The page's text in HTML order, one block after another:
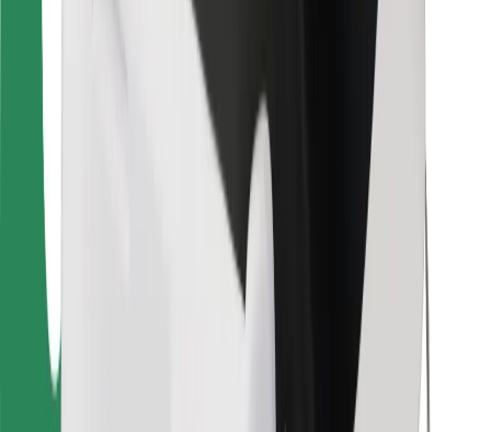
Allgemeine Geschäftsbedingungen
In wenigen Minuten zu deiner Fahrt!
Bolt App herunterladen
Finde dein Lieblingsgericht!
Bolt Food App herunterladen